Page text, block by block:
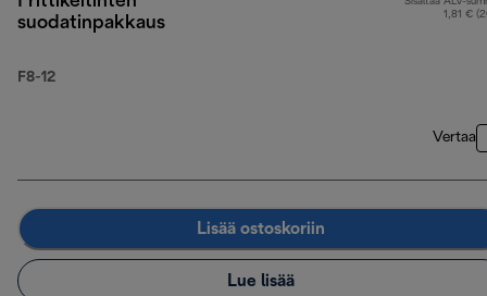
suodatinpakkaus
F8-12
Sisältää ALV-
1,81 €
Vertaa
Lisää ostoskoriin
Lue lisää